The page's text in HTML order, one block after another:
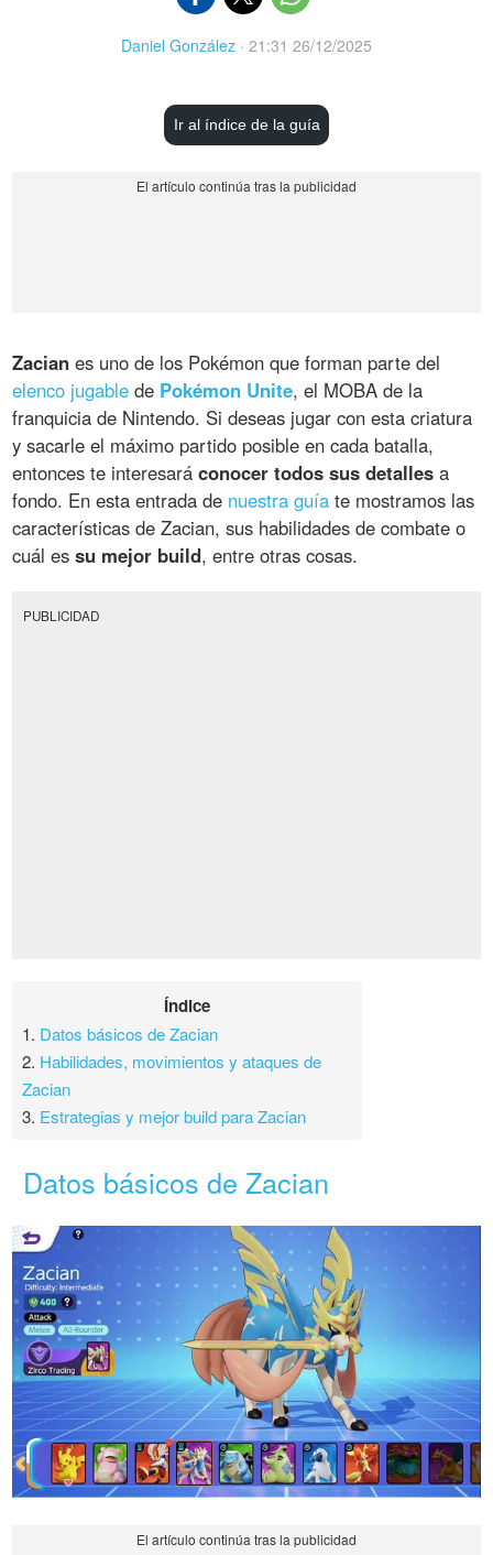
Daniel González · 21:31 26/12/2025
Ir al índice de la guía
Zacian es uno de los Pokémon que forman parte del
elenco jugable de Pokémon Unite, el MOBA de la
franquicia de Nintendo. Si deseas jugar con esta criatura
y sacarle el máximo partido posible en cada batalla,
entonces te interesaráconocer todos sus detalles a
fondo. En esta entrada de nuestra guía te mostramos las
características de Zacian, sus habilidades de combate o
cuál essu mejor build, entre otras cosas.
PUBLICIDAD
Índice
1. Datos básicos de Zacian
2. Habilidades, movimientos y ataques de
Zacian
3. Estrategias y mejor build para Zacian
Datos básicos de Zacian